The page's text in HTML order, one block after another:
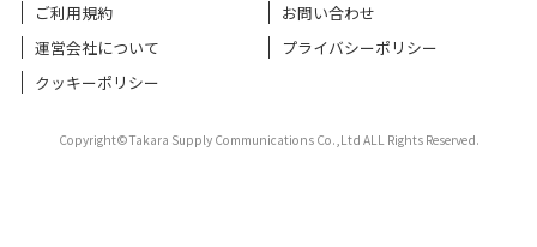
ご利用規約
お問い合わせ
運営会社について
プライバシーポリシー
クッキーポリシー
Copyright©Takara Supply Communications Co.,Ltd ALL Rights Reserved.